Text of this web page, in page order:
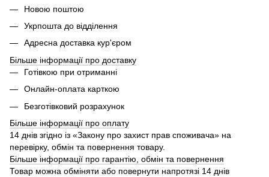
Новою поштою
Укрпошта до відділення
Адресна доставка кур'єром
Більше інформації про доставку
Готівкою при отриманні
Онлайн-оплата карткою
Безготівковий розрахунок
Більше інформації про оплату
14 днів згідно із «Закону про захист прав споживача» на
перевірку, обмін та повернення товару.
Більше інформації про гарантію, обмін та повернення
Товар можна обміняти або повернути напротязі 14 днів